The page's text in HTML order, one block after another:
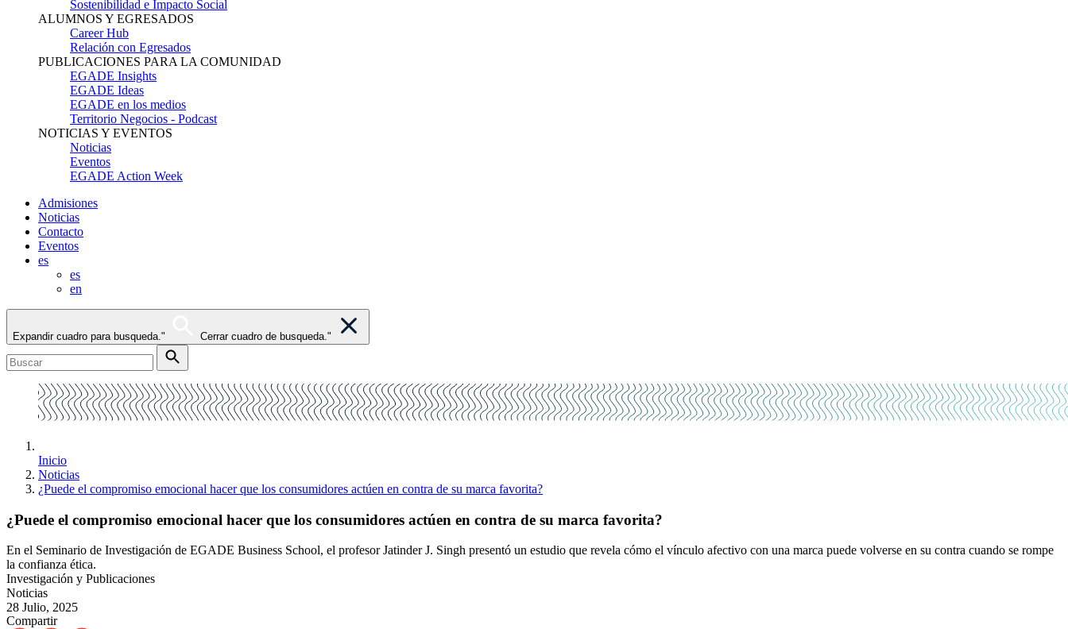
Sostenibilidad e Impacto Social
ALUMNOS Y EGRESADOS
Career Hub
Relación con Egresados
PUBLICACIONES PARA LA COMUNIDAD
EGADE Insights
EGADE Ideas
EGADE en los medios
Territorio Negocios - Podcast
NOTICIAS Y EVENTOS
Noticias
Eventos
EGADE Action Week
Admisiones
Noticias
Contacto
Eventos
es
es
en
Expandir cuadro para busqueda." Cerrar cuadro de busqueda."
Inicio
Noticias
¿Puede el compromiso emocional hacer que los consumidores actúen en contra de su marca favorita?
¿Puede el compromiso emocional hacer que los consumidores actúen en contra de su marca favorita?
En el Seminario de Investigación de EGADE Business School, el profesor Jatinder J. Singh presentó un estudio que revela cómo el vínculo afectivo con una marca puede volverse en su contra cuando se rompe
la confianza ética.
Investigación y Publicaciones
Noticias
28 Julio, 2025
Compartir